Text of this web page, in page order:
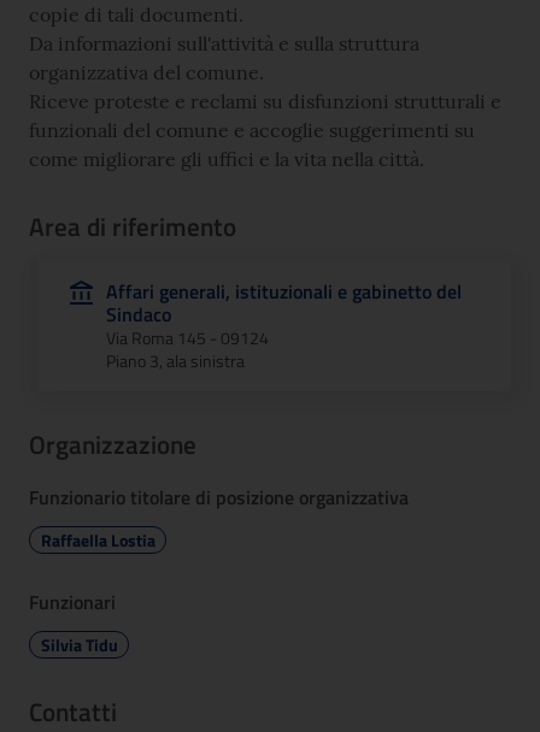
copie di tali documenti.
Da informazioni sull'attività e sulla struttura
organizzativa del comune.
Riceve proteste e reclami su disfunzioni strutturali e
funzionali del comune e accoglie suggerimenti su
come migliorare gli uffici e la vita nella città.
Area di riferimento
Affari generali, istituzionali e gabinetto del
Sindaco
Via Roma 145 - 09124
Piano 3, ala sinistra
Organizzazione
Funzionario titolare di posizione organizzativa
Raffaella Lostia
Funzionari
Silvia Tidu
Contatti